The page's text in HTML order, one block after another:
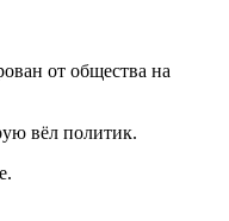
от общества на
вёл политик.